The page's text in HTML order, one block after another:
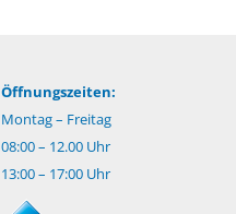
Öffnungszeiten:
Montag – Freitag
08:00 – 12.00 Uhr
13:00 – 17:00 Uhr